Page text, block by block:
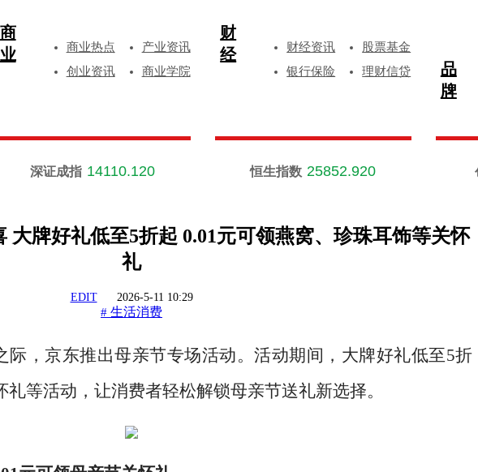
商
业
商业热点
产业资讯
创业资讯
商业学院
财
经
财经资讯
股票基金
银行保险
理财信贷
品
牌
深证成指 14110.120 恒生指数 25852.920
大牌好礼低至5折起 0.01元可领燕窝、珍珠耳饰等关怀
礼
EDIT 2026-5-11 10:29
# 生活消费
际，京东推出母亲节专场活动。活动期间，大牌好礼低至5折
等活动，让消费者轻松解锁母亲节送礼新选择。